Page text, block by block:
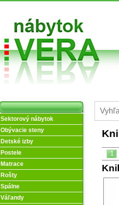
Sektorový nábytok
Obývacie steny
Detské izby
Postele
Matrace
Rošty
Spálne
Váľandy
1